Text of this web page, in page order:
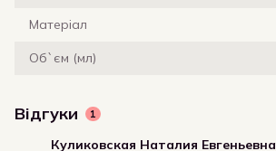
Матеріал
Об`єм (мл)
Відгуки 1
Куликовская Наталия Евгеньевна